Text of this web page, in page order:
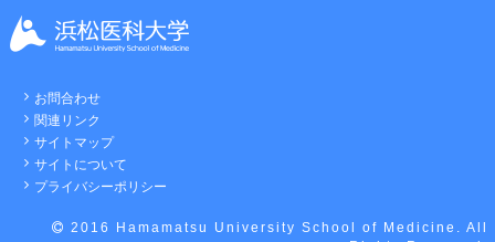
お問合わせ
関連リンク
サイトマップ
サイトについて
プライバシーポリシー
2016 Hamamatsu University School of Medicine. All